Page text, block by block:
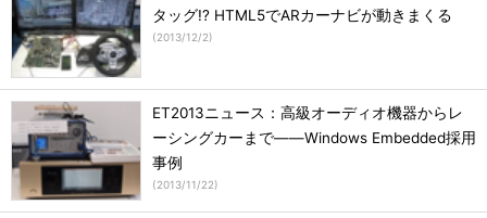
タッグ!? HTML5でARカーナビが動きまくる
(2013/12/2)
ET2013ニュース：高級オーディオ機器からレ
ーシングカーまで――Windows Embedded採用
事例
(2013/11/22)